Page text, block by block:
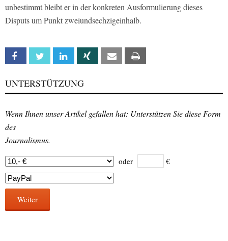
unbestimmt bleibt er in der konkreten Ausformulierung dieses
Disputs um Punkt zweiundsechzigeinhalb.
Facebook Twitter Linkedin Xing Email
UNTERSTÜTZUNG
Wenn Ihnen unser Artikel gefallen hat: Unterstützen Sie diese Form
des
Journalismus.
oder €
Weiter